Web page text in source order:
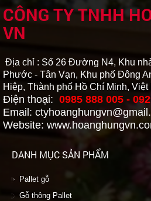
CÔNG TY TNHH
VN
Địa chỉ : Số 26 Đường N4, Khu
Phước - Tân Vạn, Khu phố Đông
Hiệp, Thành phố Hồ Chí Minh, Việt
Điện thoại: 0985 888 005 -
Email:
Website:
DANH MỤC SẢN PHẨM
Pallet gỗ
Gỗ thông Pallet